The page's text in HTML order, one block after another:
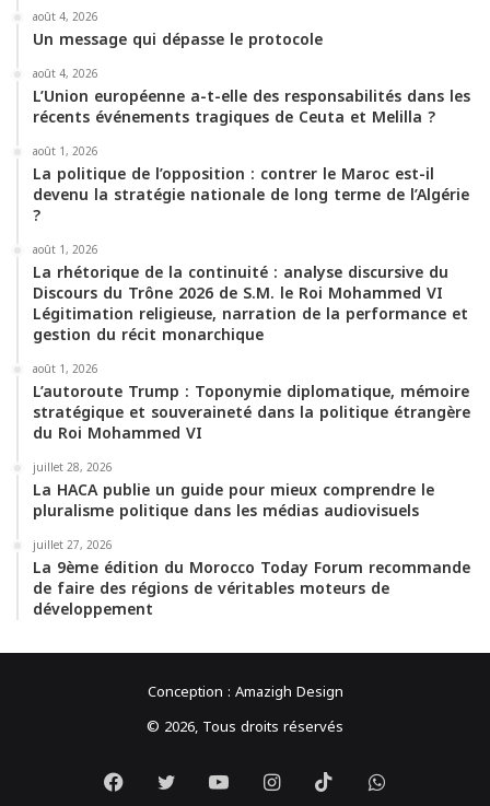
août 4, 2026
Un message qui dépasse le protocole
août 4, 2026
L’Union européenne a-t-elle des responsabilités dans les
récents événements tragiques de Ceuta et Melilla ?
août 1, 2026
La politique de l’opposition : contrer le Maroc est-il
devenu la stratégie nationale de long terme de l’Algérie
?
août 1, 2026
La rhétorique de la continuité : analyse discursive du
Discours du Trône 2026 de S.M. le Roi Mohammed VI
Légitimation religieuse, narration de la performance et
gestion du récit monarchique
août 1, 2026
L’autoroute Trump : Toponymie diplomatique, mémoire
stratégique et souveraineté dans la politique étrangère
du Roi Mohammed VI
juillet 28, 2026
La HACA publie un guide pour mieux comprendre le
pluralisme politique dans les médias audiovisuels
juillet 27, 2026
La 9ème édition du Morocco Today Forum recommande
de faire des régions de véritables moteurs de
développement
Conception : Amazigh Design
© 2026, Tous droits réservés
Facebook
Twitter YouTubeInstagram
TikTokWhatsApp